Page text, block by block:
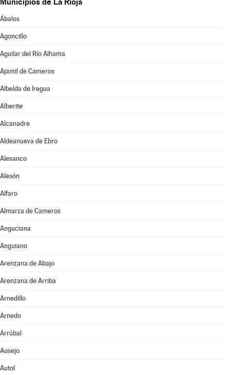
Ábalos
Agoncillo
Aguilar del Río Alhama
Ajamil de Cameros
Albelda de Iregua
Alberite
Alcanadre
Aldeanueva de Ebro
Alesanco
Alesón
Alfaro
Almarza de Cameros
Anguciana
Anguiano
Arenzana de Abajo
Arenzana de Arriba
Arnedillo
Arnedo
Arrúbal
Ausejo
Autol